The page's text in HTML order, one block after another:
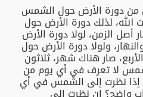
من دورة الأرض حول الشمس
الله، لذلك دورة الأرض حول
أصل الزمن، لولا دورة الأرض
ولولا دورة الأرض حول
صار هناك شهر، ثلاثون
لا تعرف في أي يوم من
إذا نظرت إلى الشمس في أي